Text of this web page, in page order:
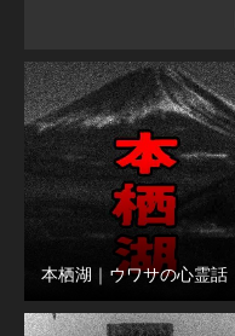
本栖湖｜ウワサの心霊話